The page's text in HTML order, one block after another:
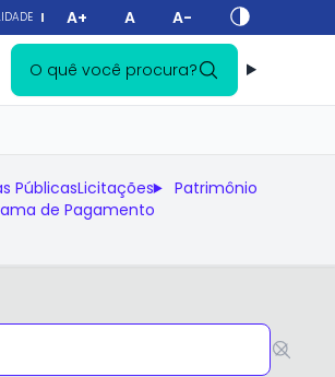
A+ A A-
O quê você procura?
PúblicasLicitações
Patrimônio
de Pagamento